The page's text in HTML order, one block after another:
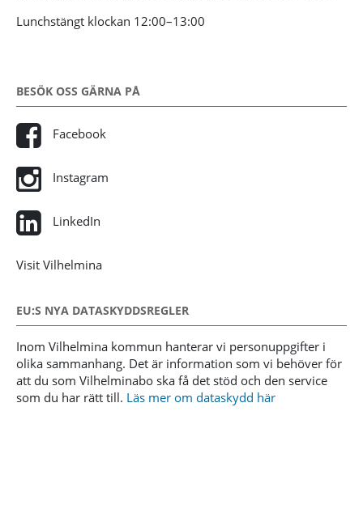
Lunchstängt klockan 12:00–13:00
BESÖK OSS GÄRNA PÅ
Facebook
Instagram
LinkedIn
Visit Vilhelmina
EU:S NYA DATASKYDDSREGLER
Inom Vilhelmina kommun hanterar vi personuppgifter i
olika sammanhang. Det är information som vi behöver för
att du som Vilhelminabo ska få det stöd och den service
som du har rätt till. Läs mer om dataskydd här